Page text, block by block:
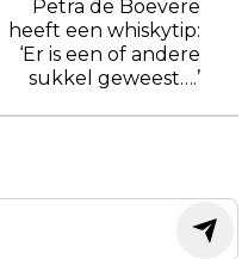
Petra de Boevere
heeft een whiskytip:
‘Er is een of andere
sukkel geweest….’